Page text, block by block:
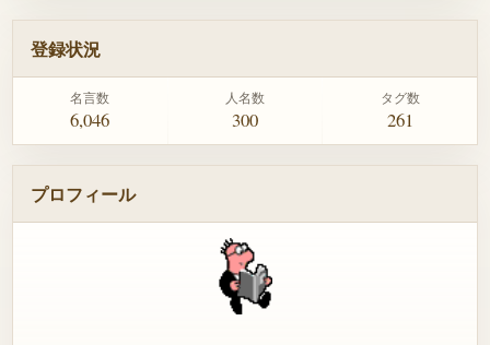
登録状況
名言数
6,046
人名数
300
タグ数
261
プロフィール